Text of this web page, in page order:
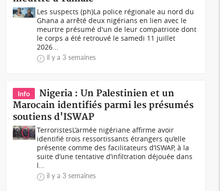
Les suspects (ph)La police régionale au nord du
Ghana a arrêté deux nigérians en lien avec le
meurtre présumé d'un de leur compatriote dont
le corps a été retrouvé le samedi 11 juillet
2026...
il y a 3 semaines
Info
Nigeria : Un Palestinien et un
Marocain identifiés parmi les présumés
soutiens d'ISWAP
TerroristesL’armée nigériane affirme avoir
identifié trois ressortissants étrangers qu’elle
présente comme des facilitateurs d’ISWAP, à la
suite d’une tentative d’infiltration déjouée dans
l...
il y a 3 semaines